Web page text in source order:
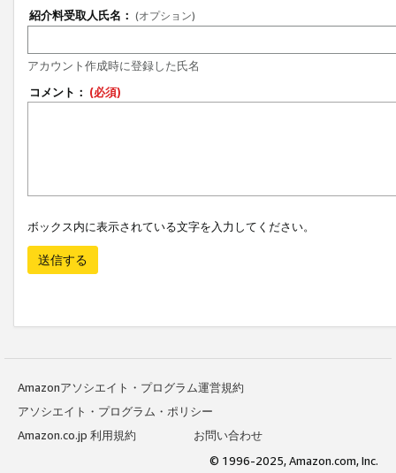
紹介料受取人氏名： (オプション)
アカウント作成時に登録した氏名
コメント： (必須)
ボックス内に表示されている文字を入力してください。
送信する
Amazonアソシエイト・プログラム運営規約
アソシエイト・プログラム・ポリシー
Amazon.co.jp 利用規約
お問い合わせ
© 1996-2025, Amazon.com, Inc.